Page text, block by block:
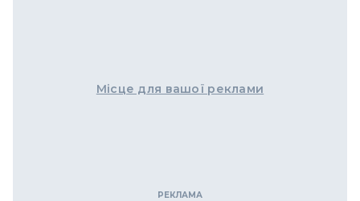
Місце для вашої реклами